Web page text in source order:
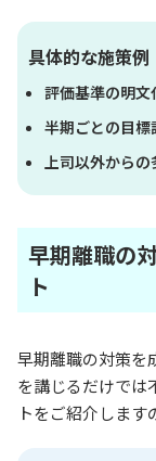
具体的な施策例
評価基準の明文
半期ごとの目
上司以外から
早期離職の
ト
早期離職の対策を
を講じるだけでは
トをご紹介します